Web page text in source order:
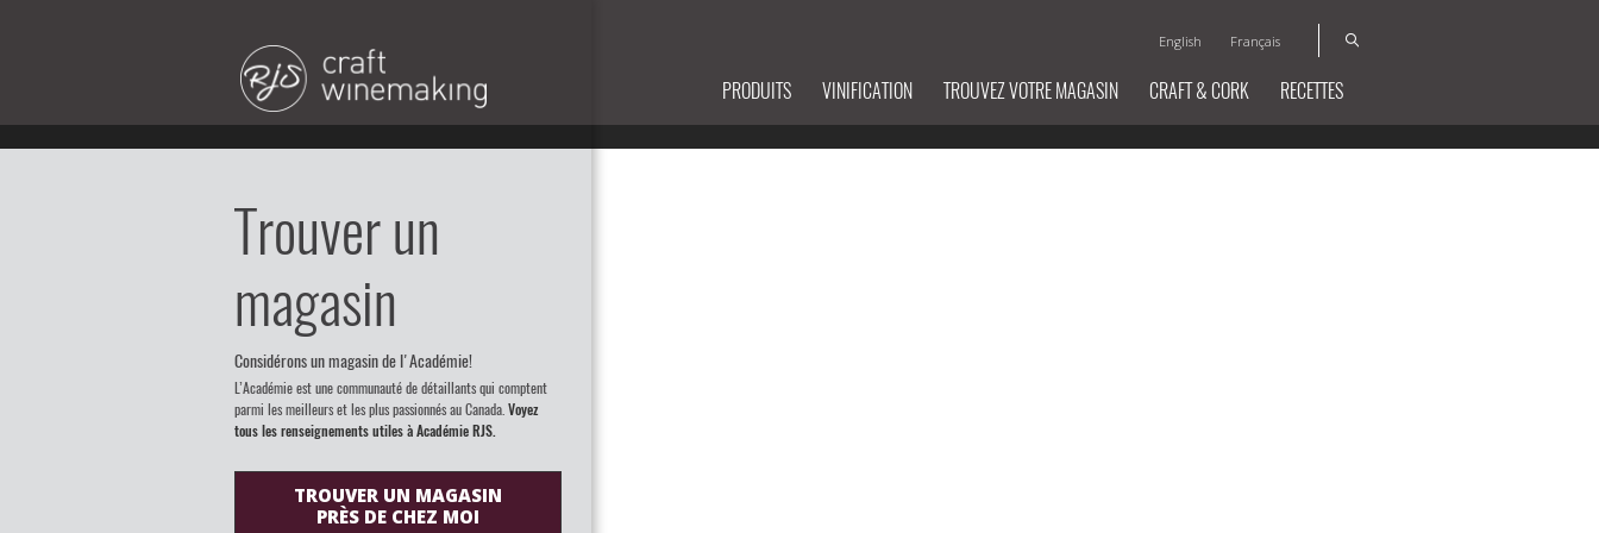
English Français
PRODUITS VINIFICATION TROUVEZ VOTRE MAGASIN CRAFT & CORK RECETTES
Trouver un
magasin
Considérons un magasin de l'Académie!
L’Académie est une communauté de détaillants qui comptent
parmi les meilleurs et les plus passionnés au Canada. Voyez
tous les renseignements utiles à Académie RJS.
TROUVER UN MAGASIN
PRÈS DE CHEZ MOI